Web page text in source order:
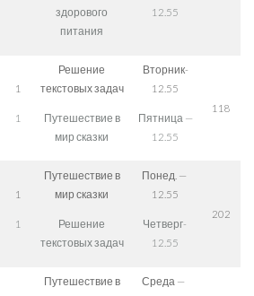
здорового
питания
12.55
1
1
Решение
текстовых задач
Путешествие в
мир сказки
Вторник-
12.55
Пятница —
12.55
118
1
1
Путешествие в
мир сказки
Решение
текстовых задач
Понед. —
12.55
Четверг-
12.55
202
Путешествие в
Среда —